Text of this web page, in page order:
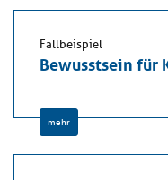
Fallbeispiel
Bewusstsein für
mehr